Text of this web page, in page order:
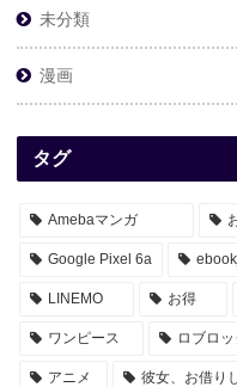
未分類
漫画
タグ
Amebaマンガ
Google Pixel 6a
LINEMO お得
ワンピース ロブロッ
アニメ 彼女、お借り